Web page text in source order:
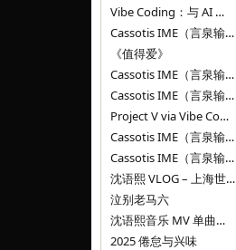
Vibe Coding：与 AI 并肩进步——言泉输入法 v0.4.1
Cassotis IME（言泉输入法）v0.3.1
《值得爱》
Cassotis IME（言泉输入法）v0.2.0
Cassotis IME（言泉输入法）v0.1.0
Project V via Vibe Coding
Cassotis IME（言泉输入法）阶段二
Cassotis IME（言泉输入法）
沈语熙 VLOG – 上海世博文化公园双子山
泣别老马六
沈语熙音乐 MV 单曲第三弹：代码与白T恤
2025 倦怠与兴味